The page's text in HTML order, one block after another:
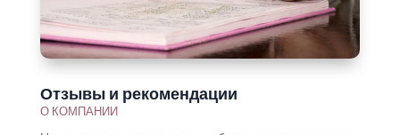
Отзывы и рекомендации
О КОМПАНИИ